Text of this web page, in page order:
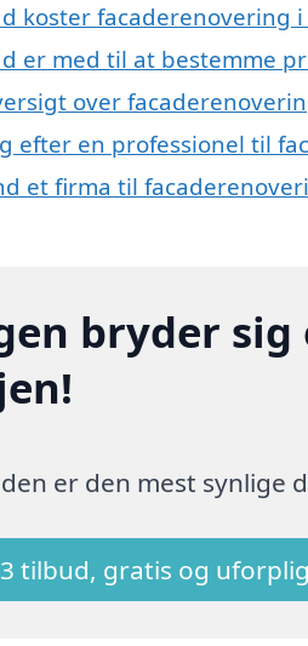
koster facaderenovering i
er med til at bestemme
over
efter en professionel til
et firma til
bryder sig
er den mest
3 tilbud, gratis og